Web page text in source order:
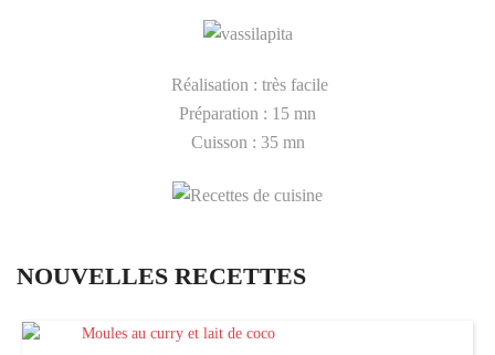
Réalisation : très facile
Préparation : 15 mn
Cuisson : 35 mn
NOUVELLES RECETTES